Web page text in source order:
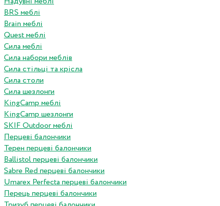
BRS меблі
Brain меблі
Quest меблі
Сила меблі
Сила набори меблів
Сила стільці та крісла
Сила столи
Сила шезлонги
KingCamp меблі
KingCamp шезлонги
SKIF Outdoor меблі
Перцеві балончики
Терен перцеві балончики
Ballistol перцеві балончики
Sabre Red перцеві балончики
Umarex Perfecta перцеві балончики
Перець перцеві балончики